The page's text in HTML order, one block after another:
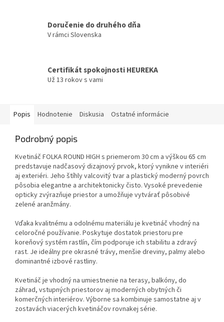
Doručenie do druhého dňa
V rámci Slovenska
Certifikát spokojnosti HEUREKA
Už 13 rokov s vami
Popis Hodnotenie Diskusia Ostatné informácie
Podrobný popis
Kvetináč FOLKA ROUND HIGH s priemerom 30 cm a výškou 65 cm
predstavuje nadčasový dizajnový prvok, ktorý vynikne v interiéri
aj exteriéri. Jeho štíhly valcovitý tvar a plastický moderný povrch
pôsobia elegantne a architektonicky čisto. Vysoké prevedenie
opticky zvýrazňuje priestor a umožňuje vytvárať pôsobivé
zelené aranžmány.
Vďaka kvalitnému a odolnému materiálu je kvetináč vhodný na
celoročné používanie. Poskytuje dostatok priestoru pre
koreňový systém rastlín, čím podporuje ich stabilitu a zdravý
rast. Je ideálny pre okrasné trávy, menšie dreviny, palmy alebo
dominantné izbové rastliny.
Kvetináč je vhodný na umiestnenie na terasy, balkóny, do
záhrad, vstupných priestorov aj moderných obytných či
komerčných interiérov. Výborne sa kombinuje samostatne aj v
zostavách viacerých kvetináčov rovnakej série.